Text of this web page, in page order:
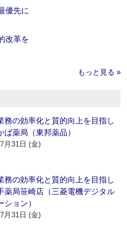
優先に
改革を
もっと見る »
務の効率化と質的向上を目指し
ば薬局（東邦薬品）
月31日 (金)
務の効率化と質的向上を目指し
薬局笹崎店（三菱電機デジタル
ション）
月31日 (金)